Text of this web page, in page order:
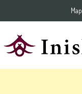
Map